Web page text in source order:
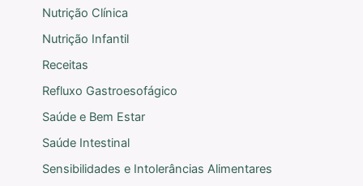
Nutrição Clínica
Nutrição Infantil
Receitas
Refluxo Gastroesofágico
Saúde e Bem Estar
Saúde Intestinal
Sensibilidades e Intolerâncias Alimentares